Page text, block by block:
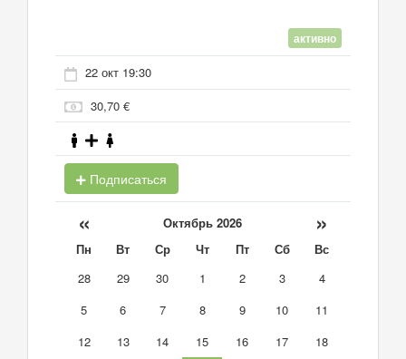
активно
22 окт 19:30
30,70 €
Подписаться
« Октябрь 2026 »
Пн Вт Ср Чт Пт Сб
Вс
28
29 30 1 2 3
4
5
6 7 8 9 10
11
12
13 14 15 16 17
18